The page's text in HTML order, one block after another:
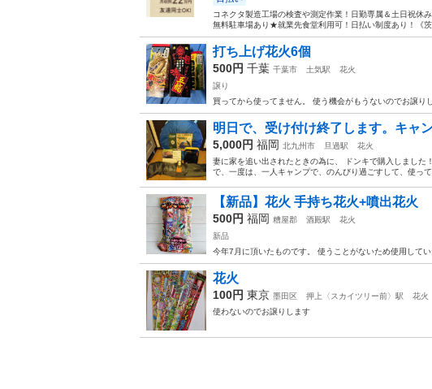
コネクタ製造工場の検査や測定作業！日勤専属＆土日祝
無料駐車場あり★就業先食堂利用可！日払い制度あり！《
打ち上げ花火6個
500円 千葉 千葉市 土気駅
花火
譲り
買ってから使ってません。 使う機会がもうないのでお譲り
明日で、受け付け終了します。キャ
5,000円 福岡 北九州市 旦過駅
花火
妻に家を追い出されたときの為に、 ドンキで購入しまし
で、一度は、一人キャンプで、のんびり過ごすして、使っ
【新品】花火 手持ち花火+噴出花火
500円 福岡 糟屋郡 酒殿駅
花火
新品
今年7月に頂いたものです。 使うことがないため使用してい
花火
100円 東京 墨田区 押上〈スカイツリー前〉駅
花火
使わないのでお譲りします